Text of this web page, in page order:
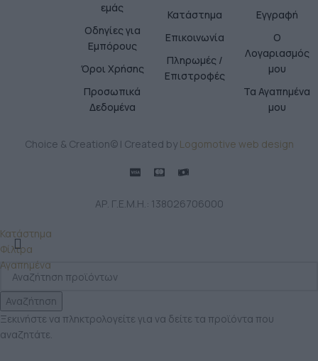
εμάς
Οδηγίες για
Εμπόρους
Όροι Χρήσης
Προσωπικά
Δεδομένα
Κατάστημα
Επικοινωνία
Πληρωμές /
Επιστροφές
Εγγραφή
Ο
Λογαριασμός
μου
Τα Αγαπημένα
μου
Choice & Creation© | Created by Logomotive web design
ΑΡ. Γ.Ε.Μ.Η.: 138026706000
Αναζήτηση
Ξεκινήστε να πληκτρολογείτε για να δείτε τα προϊόντα που
αναζητάτε.
Κατάστημα
Φίλτρα
Αγαπημένα